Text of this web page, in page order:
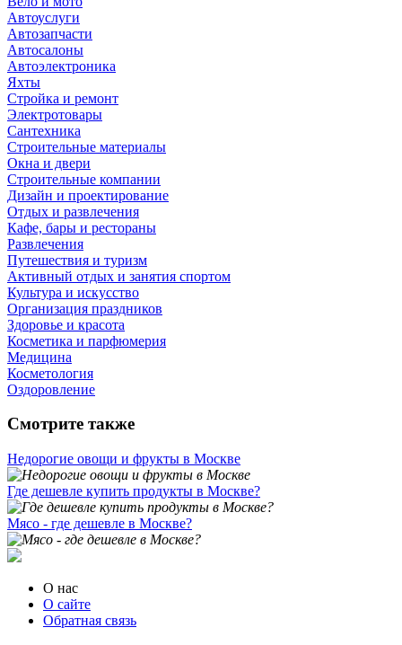
Автоуслуги
Автозапчасти
Автосалоны
Автоэлектроника
Яхты
Стройка и ремонт
Электротовары
Сантехника
Строительные материалы
Окна и двери
Строительные компании
Дизайн и проектирование
Отдых и развлечения
Кафе, бары и рестораны
Развлечения
Путешествия и туризм
Активный отдых и занятия спортом
Культура и искусство
Организация праздников
Здоровье и красота
Косметика и парфюмерия
Медицина
Косметология
Оздоровление
Смотрите также
Недорогие овощи и фрукты в Москве
Где дешевле купить продукты в Москве?
Мясо - где дешевле в Москве?
О нас
О сайте
Обратная связь